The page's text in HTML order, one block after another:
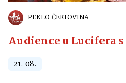
PEKLO ČERTOVINA
Audience u Lucifera
21. 08.